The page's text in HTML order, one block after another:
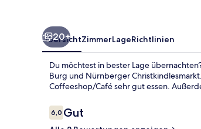
20+
ÜbersichtZimmerLageRichtlinien
Du möchtest in bester Lage
Burg und Nürnberger
Coffeeshop/Café sehr gut essen.
Bewertungen
6,06,0 von 10.
Gut